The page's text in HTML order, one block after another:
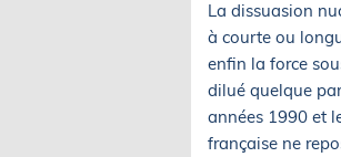
La dissuasion
à courte ou
enfin la force
dilué quelque
années 1990 et
française ne